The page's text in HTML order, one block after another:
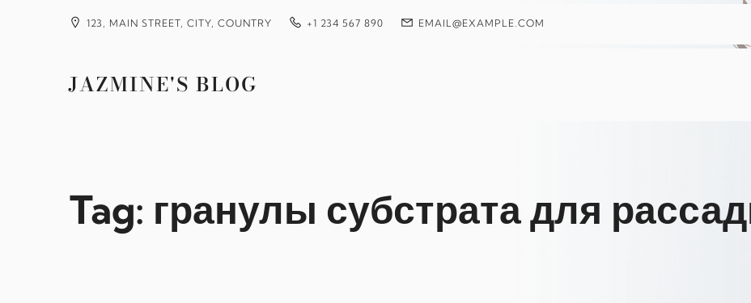
123, MAIN STREET, CITY, COUNTRY +1 234 567 890 EMAIL@EXAMPLE.COM
JAZMINE'S BLOG
Tag: гранулы субстрата для